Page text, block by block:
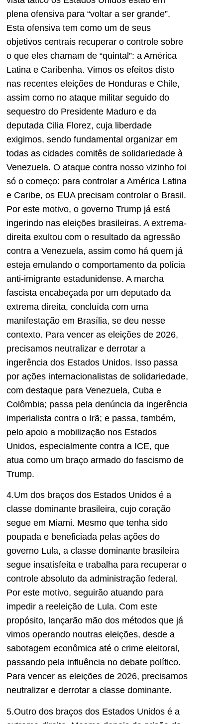
plena ofensiva para “voltar a ser grande”.
Esta ofensiva tem como um de seus
objetivos centrais recuperar o controle sobre
o que eles chamam de “quintal”: a América
Latina e Caribenha. Vimos os efeitos disto
nas recentes eleições de Honduras e Chile,
assim como no ataque militar seguido do
sequestro do Presidente Maduro e da
deputada Cilia Florez, cuja liberdade
exigimos, sendo fundamental organizar em
todas as cidades comitês de solidariedade à
Venezuela. O ataque contra nosso vizinho foi
só o começo: para controlar a América Latina
e Caribe, os EUA precisam controlar o Brasil.
Por este motivo, o governo Trump já está
ingerindo nas eleições brasileiras. A extrema-
direita exultou com o resultado da agressão
contra a Venezuela, assim como há quem já
esteja emulando o comportamento da polícia
anti-imigrante estadunidense. A marcha
fascista encabeçada por um deputado da
extrema direita, concluída com uma
manifestação em Brasília, se deu nesse
contexto. Para vencer as eleições de 2026,
precisamos neutralizar e derrotar a
ingerência dos Estados Unidos. Isso passa
por ações internacionalistas de solidariedade,
com destaque para Venezuela, Cuba e
Colômbia; passa pela denúncia da ingerência
imperialista contra o Irã; e passa, também,
pelo apoio a mobilização nos Estados
Unidos, especialmente contra a ICE, que
atua como um braço armado do fascismo de
Trump.
4.Um dos braços dos Estados Unidos é a
classe dominante brasileira, cujo coração
segue em Miami. Mesmo que tenha sido
poupada e beneficiada pelas ações do
governo Lula, a classe dominante brasileira
segue insatisfeita e trabalha para recuperar o
controle absoluto da administração federal.
Por este motivo, seguirão atuando para
impedir a reeleição de Lula. Com este
propósito, lançarão mão dos métodos que já
vimos operando noutras eleições, desde a
sabotagem econômica até o crime eleitoral,
passando pela influência no debate político.
Para vencer as eleições de 2026, precisamos
neutralizar e derrotar a classe dominante.
5.Outro dos braços dos Estados Unidos é a